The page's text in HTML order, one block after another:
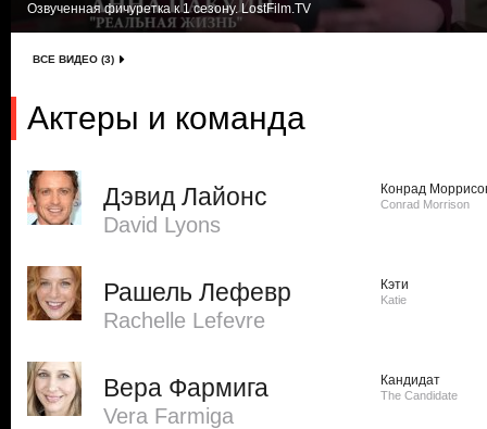
Озвученная фичуретка к 1 сезону. LostFilm.TV
ВСЕ ВИДЕО (3)
Актеры и команда
Дэвид Лайонс
David Lyons
Конрад
Conrad Morrison
Рашель Лефевр
Rachelle Lefevre
Кэти
Katie
Вера Фармига
Vera Farmiga
Кандидат
The Candidate